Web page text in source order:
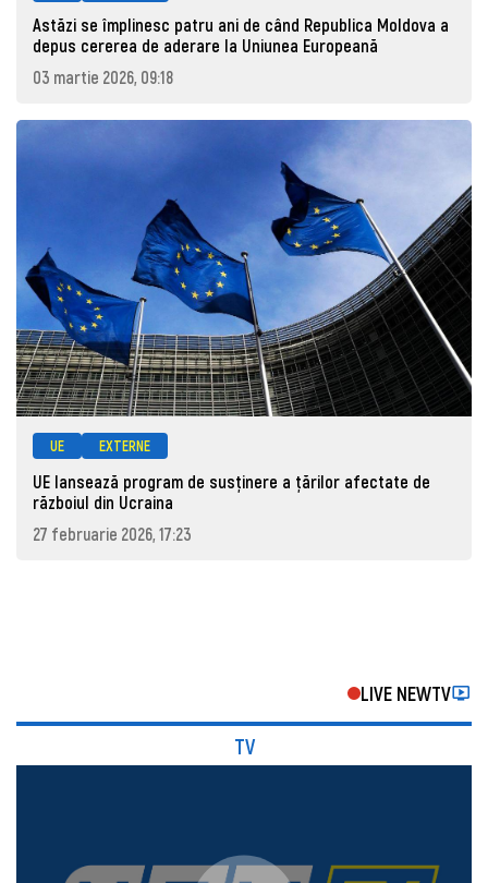
Astăzi se împlinesc patru ani de când Republica Moldova a
depus cererea de aderare la Uniunea Europeană
03 martie 2026, 09:18
UE EXTERNE
UE lansează program de susținere a țărilor afectate de
războiul din Ucraina
27 februarie 2026, 17:23
LIVE NEWTV
TV